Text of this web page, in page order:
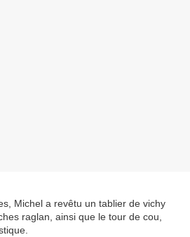
Michel a revêtu un tablier de vichy
raglan, ainsi que le tour de cou,